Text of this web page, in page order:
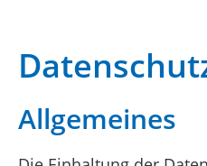
Allgemeines